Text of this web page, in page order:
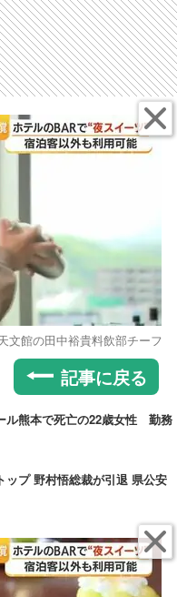
文館の田中裕貴料飲部チーフ
記事に戻る
ル熊本で死亡の22歳女性 勤務
ップ 野村悟総裁が引退 県公安